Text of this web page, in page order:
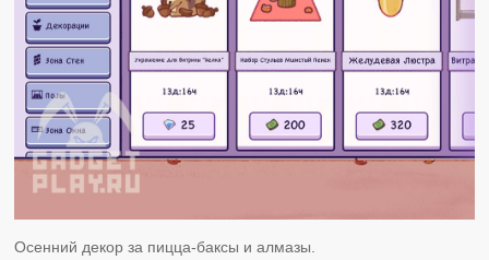
Осенний декор за пицца-баксы и алмазы.